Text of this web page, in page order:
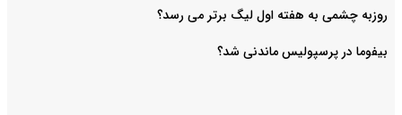
روزبه چشمی به هفته اول لیگ برتر می رسد؟
بیفوما در پرسپولیس ماندنی شد؟